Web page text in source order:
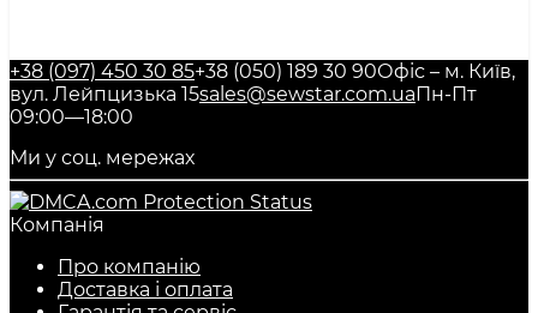
+38 (097) 450 30 85+38 (050) 189 30 90Офіс – м. Київ,
вул. Лейпцизька 15sales@sewstar.com.uaПн-Пт
09:00—18:00
Ми у соц. мережах
Компанія
Про компанію
Доставка і оплата